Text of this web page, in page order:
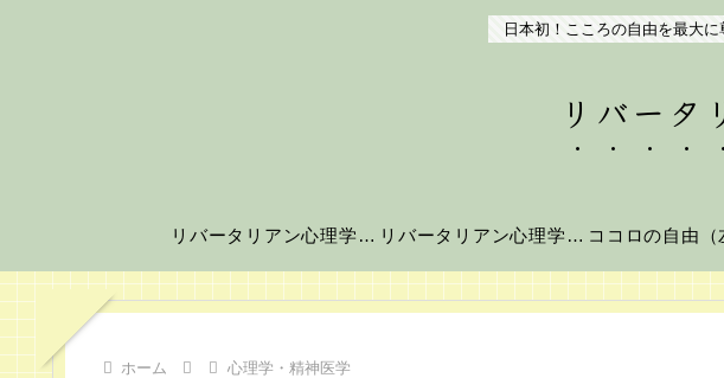
日本初！こころの自由を最大
リバータ
リバータリアン心理学の世界へようこそ！ リバータリアン心理学とは？
ホーム 心理学・精神医学